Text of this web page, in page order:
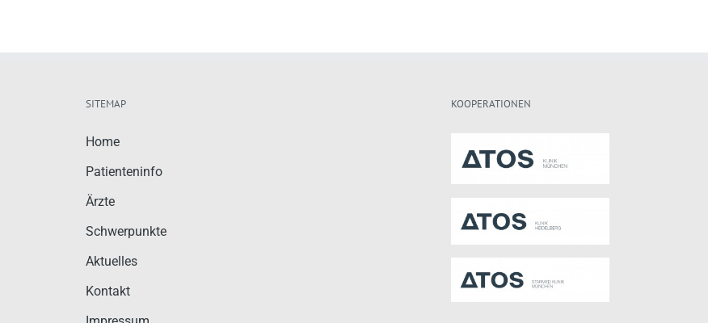
SITEMAP
Home
Patienteninfo
Ärzte
Schwerpunkte
Aktuelles
Kontakt
KOOPERATIONEN